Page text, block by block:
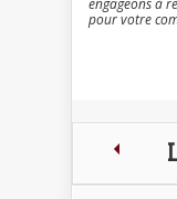
engageons à
pour votre